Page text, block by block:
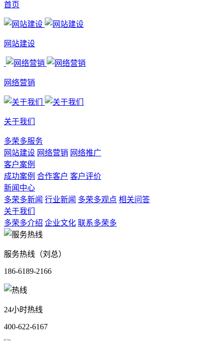
首页
网站建设
网络营销
关于我们
多荣多服务
网站建设 网络营销 网络推广
客户案例
成功案例 合作客户 客户评价
新闻中心
多荣多新闻 行业新闻 多荣多观点 相关问答
关于我们
多荣多介绍 企业文化 联系多荣多
服务热线（刘总）
186-6189-2166
24小时热线
400-622-6167